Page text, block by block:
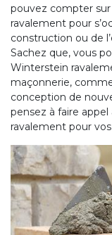
pouvez compter
ravalement pour
construction ou de
Sachez que, vous
Winterstein
maçonnerie,
conception de
pensez à faire
ravalement pour